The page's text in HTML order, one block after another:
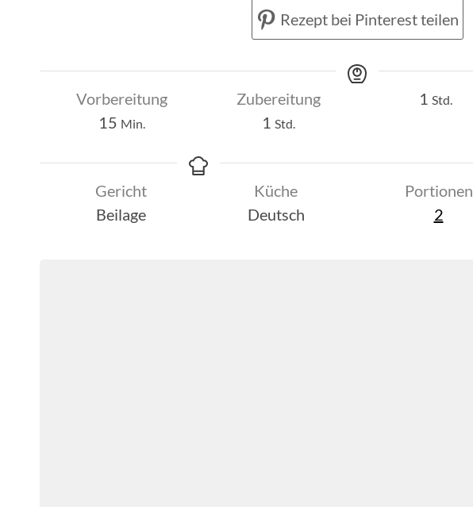
Rezept bei Pinterest teilen
Vorbereitung
15 Minuten
Min.
Zubereitung
1 Stunde
Std.
1 Stunde
Std.
Gericht
Beilage
Küche
Deutsch
Portionen
2